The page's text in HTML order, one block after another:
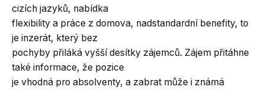
cizích jazyků, nabídka
flexibility a práce z domova, nadstandardní benefity, to
je inzerát, který bez
pochyby přiláká vyšší desítky zájemců. Zájem přitáhne
také informace, že pozice
je vhodná pro absolventy, a zabrat může i známá